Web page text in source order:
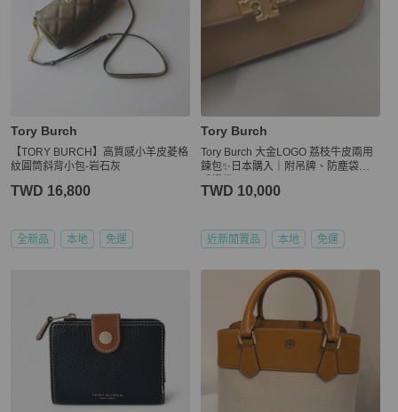
Tory Burch
【TORY BURCH】高質感小羊皮菱格
紋圓筒斜背小包-岩石灰
TWD 16,800
全新品 本地 免運
Tory Burch
Tory Burch 大金LOGO 荔枝牛皮兩用
鍊包✨日本購入｜附吊牌、防塵袋、
TWD 10,000
近新閒置品 本地 免運